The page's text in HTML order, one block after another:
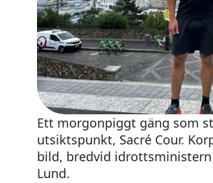
Ett morgonpiggt gäng som
utsiktspunkt, Sacré Cour.
bild, bredvid idrottsministern
Lund.